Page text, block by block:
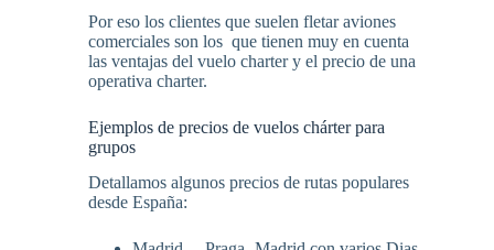
Por eso los clientes que suelen fletar aviones
comerciales son los que tienen muy en cuenta
las ventajas del vuelo charter y el precio de una
operativa charter.
Ejemplos de precios de vuelos chárter para
grupos
Detallamos algunos precios de rutas populares
desde España: